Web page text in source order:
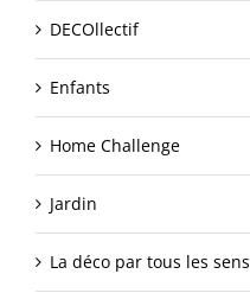
DECOllectif
Enfants
Home Challenge
Jardin
La déco par tous les sens